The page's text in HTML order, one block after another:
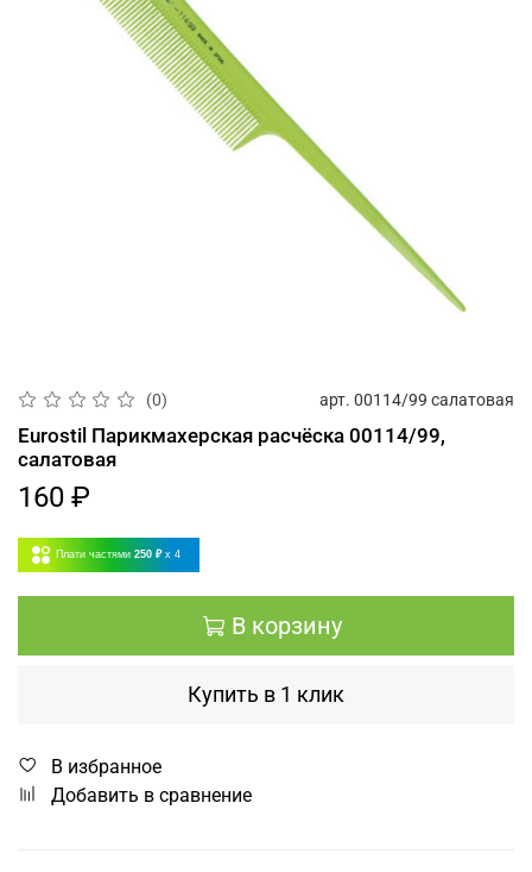
(0) арт. 00114/99 салатовая
Eurostil Парикмахерская расчёска 00114/99,
салатовая
160 ₽
Плати частями 250 ₽ x 4
В корзину
Купить в 1 клик
В избранное
Добавить в сравнение